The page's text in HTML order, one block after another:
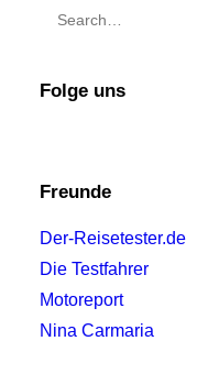
Folge uns
Freunde
Der-Reisetester.de
Die Testfahrer
Motoreport
Nina Carmaria